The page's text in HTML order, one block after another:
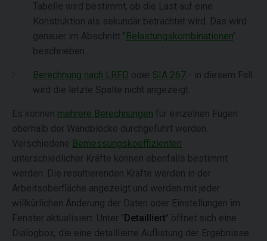
Tabelle wird bestimmt, ob die Last auf eine
Konstruktion als sekundär betrachtet wird. Das wird
genauer im Abschnitt "Belastungskombinationen"
beschrieben.
Berechnung nach LRFD oder SIA 267 - in diesem Fall
wird die letzte Spalte nicht angezeigt.
Es können mehrere Berechnungen für einzelnen Fugen
oberhalb der Wandblöcke durchgeführt werden.
Verschiedene Bemessungskoeffizienten
unterschiedlicher Kräfte können ebenfalls bestimmt
werden. Die resultierenden Kräfte werden in der
Arbeitsoberfläche angezeigt und werden mit jeder
willkürlichen Änderung der Daten oder Einstellungen im
Fenster aktualisiert. Unter "Detailliert" öffnet sich eine
Dialogbox, die eine detaillierte Auflistung der Ergebnisse